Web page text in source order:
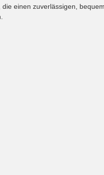
einen zuverlässigen,